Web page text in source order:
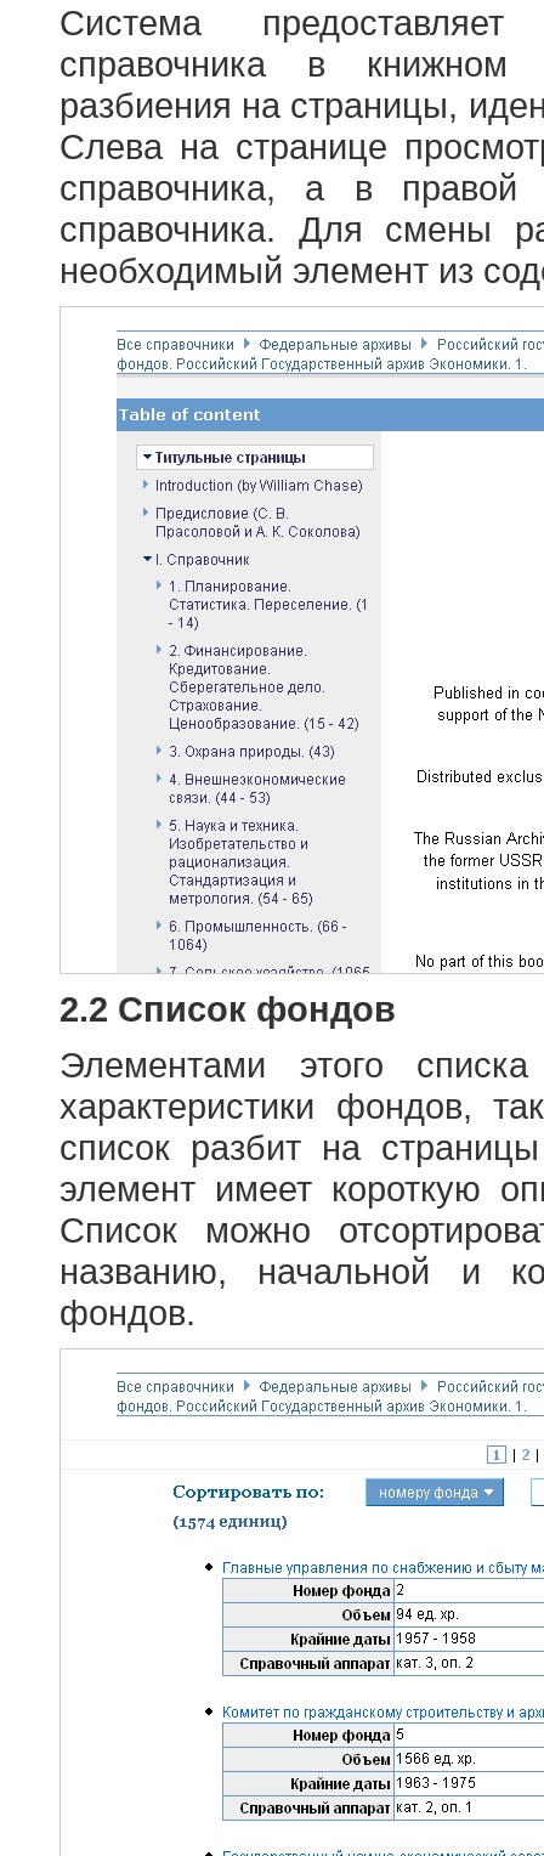
Система
справочника в
разбиения на страницы,
Слева на странице
справочника, а в правой
справочника. Для смены
необходимый элемент из
2.2 Список фондов
Элементами этого
характеристики фондов,
список разбит на
элемент имеет короткую
Список можно
названию, начальной и
фондов.